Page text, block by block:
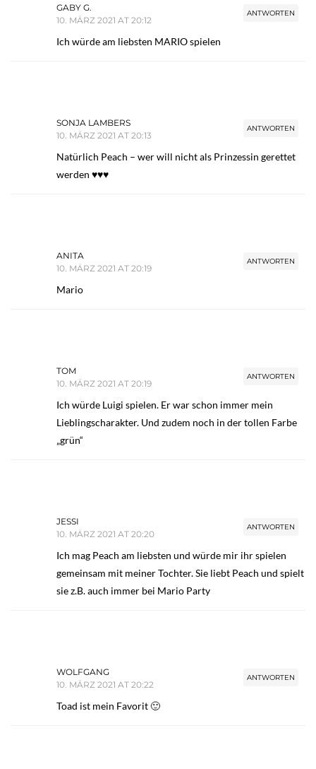
ANTWORTEN
GABY G.
10. MÄRZ 2021 AT 20:12
Ich würde am liebsten MARIO spielen
ANTWORTEN
SONJA LAMBERS
10. MÄRZ 2021 AT 20:13
Natürlich Peach – wer will nicht als Prinzessin gerettet
werden ♥♥♥
ANTWORTEN
ANITA
10. MÄRZ 2021 AT 20:19
Mario
ANTWORTEN
TOM
10. MÄRZ 2021 AT 20:19
Ich würde Luigi spielen. Er war schon immer mein
Lieblingscharakter. Und zudem noch in der tollen Farbe
„grün“
ANTWORTEN
JESSI
10. MÄRZ 2021 AT 20:20
Ich mag Peach am liebsten und würde mir ihr spielen
gemeinsam mit meiner Tochter. Sie liebt Peach und spielt
sie z.B. auch immer bei Mario Party
ANTWORTEN
WOLFGANG
10. MÄRZ 2021 AT 20:22
Toad ist mein Favorit 🙂